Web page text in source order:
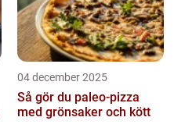
04 december 2025
Så gör du paleo-pizza
med grönsaker och kött